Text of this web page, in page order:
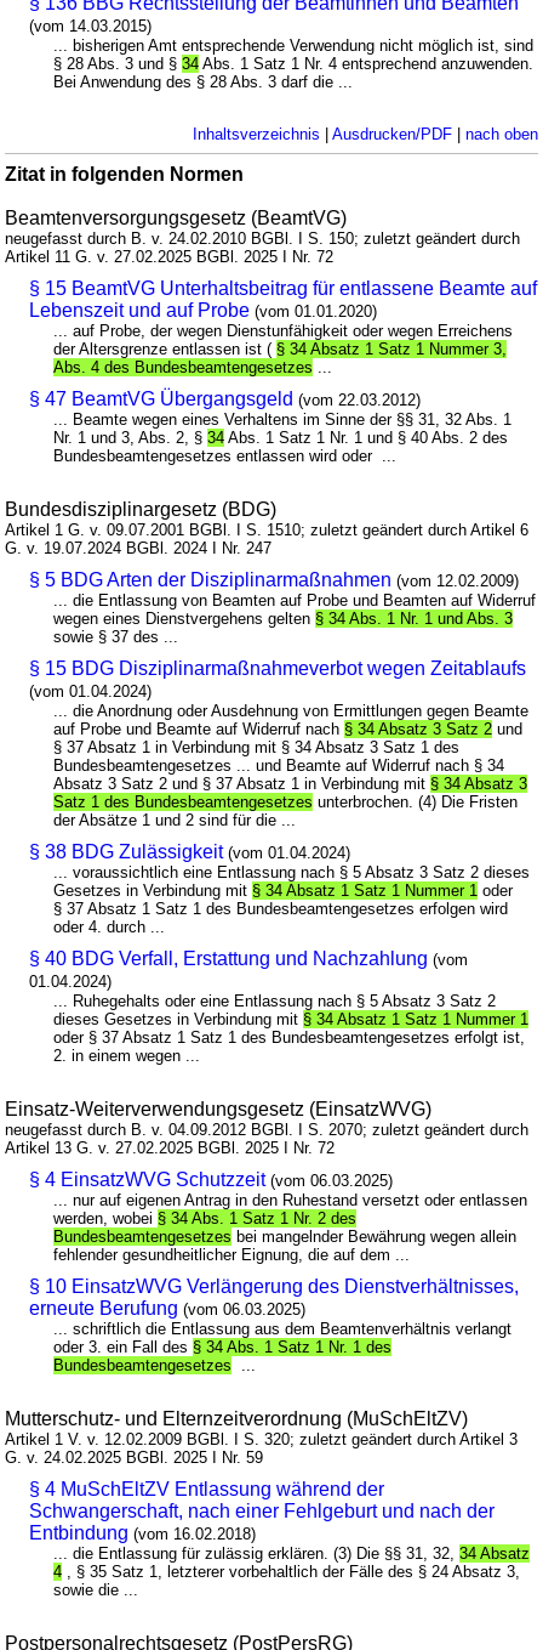
(vom 14.03.2015)
... bisherigen Amt entsprechende Verwendung nicht möglich ist, sind
§ 28 Abs. 3 und §34 Abs. 1 Satz 1 Nr. 4 entsprechend anzuwenden.
Bei Anwendung des § 28 Abs. 3 darf die ...
Inhaltsverzeichnis Ausdrucken/PDF| nach oben
Zitat in folgenden Normen
Beamtenversorgungsgesetz (BeamtVG)
neugefasst durch B. v. 24.02.2010 BGBl. I S. 150; zuletzt geändert durch
Artikel 11 G. v. 27.02.2025 BGBl. 2025 I Nr. 72
§ 15 BeamtVG Unterhaltsbeitrag für entlassene Beamte auf
Lebenszeit und auf Probe (vom 01.01.2020)
... auf Probe, der wegen Dienstunfähigkeit oder wegen Erreichens
der Altersgrenze entlassen ist ( § 34 Absatz 1 Satz 1 Nummer 3,
Abs. 4 des Bundesbeamtengesetzes ...
§ 47 BeamtVG Übergangsgeld (vom 22.03.2012)
... Beamte wegen eines Verhaltens im Sinne der §§ 31, 32 Abs. 1
Nr. 1 und 3, Abs. 2, §34 Abs. 1 Satz 1 Nr. 1 und § 40 Abs. 2 des
Bundesbeamtengesetzes entlassen wird oder ...
Bundesdisziplinargesetz (BDG)
Artikel 1 G. v. 09.07.2001 BGBl. I S. 1510; zuletzt geändert durch Artikel 6
G. v. 19.07.2024 BGBl. 2024 I Nr. 247
§ 5 BDG Arten der Disziplinarmaßnahmen (vom 12.02.2009)
... die Entlassung von Beamten auf Probe und Beamten auf Widerruf
wegen eines Dienstvergehens gelten § 34 Abs. 1 Nr. 1 und Abs. 3
sowie § 37 des ...
§ 15 BDG Disziplinarmaßnahmeverbot wegen Zeitablaufs
(vom 01.04.2024)
... die Anordnung oder Ausdehnung von Ermittlungen gegen Beamte
auf Probe und Beamte auf Widerruf nach § 34 Absatz 3 Satz 2 und
§ 37 Absatz 1 in Verbindung mit § 34 Absatz 3 Satz 1 des
Bundesbeamtengesetzes ... und Beamte auf Widerruf nach § 34
Absatz 3 Satz 2 und § 37 Absatz 1 in Verbindung mit § 34 Absatz 3
Satz 1 des Bundesbeamtengesetzes unterbrochen. (4) Die Fristen
der Absätze 1 und 2 sind für die ...
§ 38 BDG Zulässigkeit (vom 01.04.2024)
... voraussichtlich eine Entlassung nach § 5 Absatz 3 Satz 2 dieses
Gesetzes in Verbindung mit § 34 Absatz 1 Satz 1 Nummer 1 oder
§ 37 Absatz 1 Satz 1 des Bundesbeamtengesetzes erfolgen wird
oder 4. durch ...
§ 40 BDG Verfall, Erstattung und Nachzahlung (vom
01.04.2024)
... Ruhegehalts oder eine Entlassung nach § 5 Absatz 3 Satz 2
dieses Gesetzes in Verbindung mit § 34 Absatz 1 Satz 1 Nummer 1
oder § 37 Absatz 1 Satz 1 des Bundesbeamtengesetzes erfolgt ist,
2. in einem wegen ...
Einsatz-Weiterverwendungsgesetz (EinsatzWVG)
neugefasst durch B. v. 04.09.2012 BGBl. I S. 2070; zuletzt geändert durch
Artikel 13 G. v. 27.02.2025 BGBl. 2025 I Nr. 72
§ 4 EinsatzWVG Schutzzeit (vom 06.03.2025)
... nur auf eigenen Antrag in den Ruhestand versetzt oder entlassen
werden, wobei § 34 Abs. 1 Satz 1 Nr. 2 des
Bundesbeamtengesetzes bei mangelnder Bewährung wegen allein
fehlender gesundheitlicher Eignung, die auf dem ...
§ 10 EinsatzWVG Verlängerung des Dienstverhältnisses,
erneute Berufung (vom 06.03.2025)
... schriftlich die Entlassung aus dem Beamtenverhältnis verlangt
oder 3. ein Fall des § 34 Abs. 1 Satz 1 Nr. 1 des
Bundesbeamtengesetzes ...
Mutterschutz- und Elternzeitverordnung (MuSchEltZV)
Artikel 1 V. v. 12.02.2009 BGBl. I S. 320; zuletzt geändert durch Artikel 3
G. v. 24.02.2025 BGBl. 2025 I Nr. 59
§ 4 MuSchEltZV Entlassung während der
Schwangerschaft, nach einer Fehlgeburt und nach der
Entbindung (vom 16.02.2018)
... die Entlassung für zulässig erklären. (3) Die §§ 31, 32,34 Absatz
4 , § 35 Satz 1, letzterer vorbehaltlich der Fälle des § 24 Absatz 3,
sowie die ...
Postpersonalrechtsgesetz (PostPersRG)